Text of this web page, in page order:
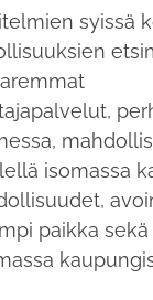
syissä
isomassa
paikka